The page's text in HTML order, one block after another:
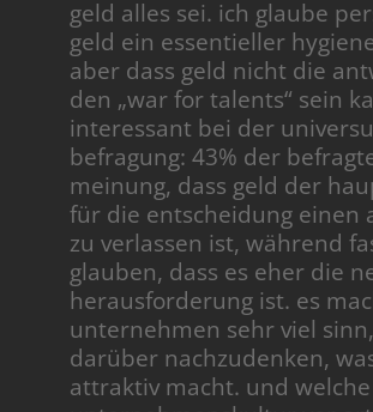
geld alles sei. ich glaube
geld ein essentieller
aber dass geld nicht die
den „war for talents“ sein
interessant bei der
befragung: 43% der
meinung, dass geld der
für die entscheidung einen
zu verlassen ist, während
glauben, dass es eher die
herausforderung ist. es
unternehmen sehr viel
darüber nachzudenken,
attraktiv macht. und welche